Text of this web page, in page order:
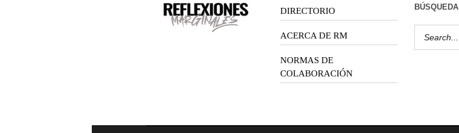
DIRECTORIO
ACERCA DE RM
NORMAS DE
COLABORACIÓN
BÚSQUEDA